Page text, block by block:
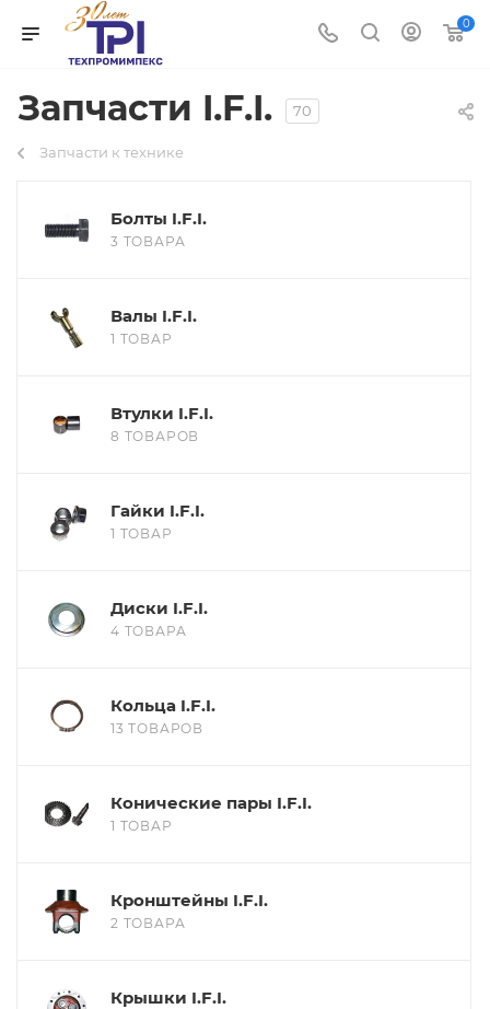
0
Запчасти I.F.I. 70
Запчасти к технике
Болты I.F.I.
3 ТОВАРА
Валы I.F.I.
1 ТОВАР
Втулки I.F.I.
8 ТОВАРОВ
Гайки I.F.I.
1 ТОВАР
Диски I.F.I.
4 ТОВАРА
Кольца I.F.I.
13 ТОВАРОВ
Конические пары I.F.I.
1 ТОВАР
Кронштейны I.F.I.
2 ТОВАРА
Крышки I.F.I.